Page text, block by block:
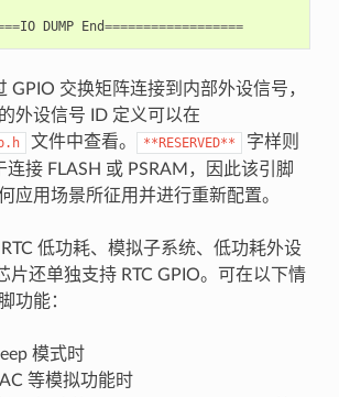
IO DUMP End==================
GPIO 交换矩阵连接到内部外设信号，
外设信号 ID 定义可以在
文件中查看。 **RESERVED**
字样则
连接 FLASH 或 PSRAM，因此该引脚
应用场景所征用并进行重新配置。
低功耗、模拟子系统、低功耗外设
片还单独支持 RTC GPIO。可在以下情
功能：
模式时
等模拟功能时